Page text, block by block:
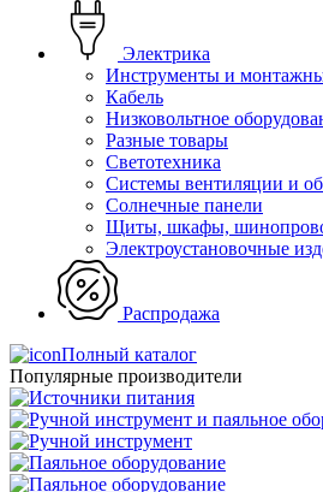
Электрика
Инструменты и
Кабель
Низковольтное
Разные товары
Светотехника
Системы вентиляции и
Солнечные панели
Щиты, шкафы,
Электроустановочные
Распродажа
Полный каталог
Популярные производители